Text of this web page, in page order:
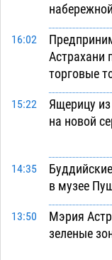
16:02
Астрахани
торговые
15:22
Ящерицу
на новой
14:35
в музее
13:50
Мэрия
зеленые